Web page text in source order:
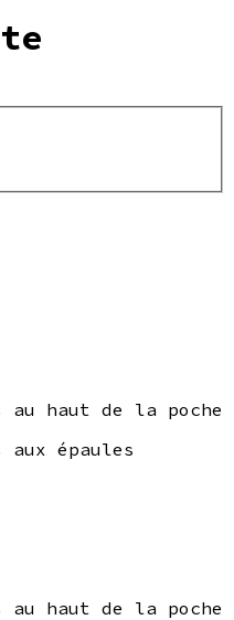
au haut de la poche
aux épaules
au haut de la poche